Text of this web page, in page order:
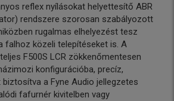
reflex nyílásokat helyettesítő ABR
rendszere szorosan szabályozott
rugalmas elhelyezést tesz
falhoz közeli telepítéseket is. A
F500S LCR zökkenőmentesen
konfigurációba, precíz,
a Fyne Audio jellegzetes
fafurnér kivitelben vagy